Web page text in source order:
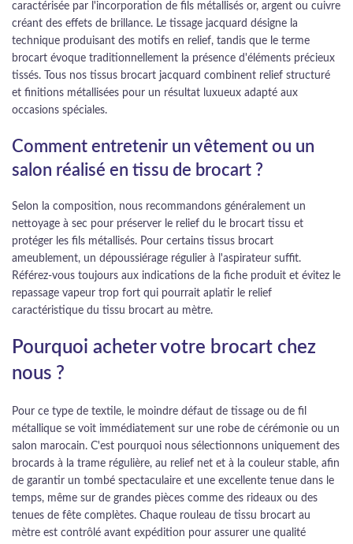
caractérisée par l'incorporation de fils métallisés or, argent ou cuivre
créant des effets de brillance. Le tissage jacquard désigne la
technique produisant des motifs en relief, tandis que le terme
brocart évoque traditionnellement la présence d'éléments précieux
tissés. Tous nos tissus brocart jacquard combinent relief structuré
et finitions métallisées pour un résultat luxueux adapté aux
occasions spéciales.
Comment entretenir un vêtement ou un
salon réalisé en tissu de brocart ?
Selon la composition, nous recommandons généralement un
nettoyage à sec pour préserver le relief du le brocart tissu et
protéger les fils métallisés. Pour certains tissus brocart
ameublement, un dépoussiérage régulier à l'aspirateur suffit.
Référez-vous toujours aux indications de la fiche produit et évitez le
repassage vapeur trop fort qui pourrait aplatir le relief
caractéristique du tissu brocart au mètre.
Pourquoi acheter votre brocart chez
nous ?
Pour ce type de textile, le moindre défaut de tissage ou de fil
métallique se voit immédiatement sur une robe de cérémonie ou un
salon marocain. C'est pourquoi nous sélectionnons uniquement des
brocards à la trame régulière, au relief net et à la couleur stable, afin
de garantir un tombé spectaculaire et une excellente tenue dans le
temps, même sur de grandes pièces comme des rideaux ou des
tenues de fête complètes. Chaque rouleau de tissu brocart au
mètre est contrôlé avant expédition pour assurer une qualité